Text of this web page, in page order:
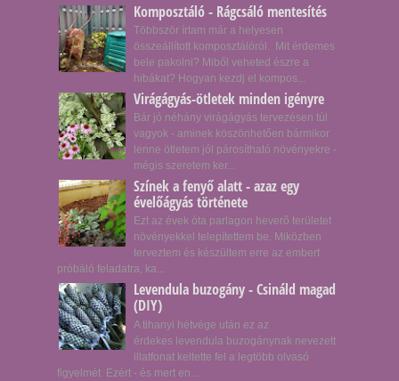
Komposztáló - Rágcsáló mentesítés
Többször írtam már a helyesen
összeállított komposztálóról. Mit érdemes
bele pakolni? Miből veheted észre a
hibákat? Hogyan kezdj el kompos...
Virágágyás-ötletek minden igényre
Bár jó néhány virágágyás tervezésen túl
vagyok - aminek köszönhetően bármikor
lenne ötletem jól párosítható növényekre -
mégis szeretem ker...
Színek a fenyő alatt - azaz egy
évelőágyás története
Ezt az évek óta parlagon heverő területet
növényekkel telepítettem be. Miközben
terveztem és készültem erre az embert
próbáló feladatra, ka...
Levendula buzogány - Csináld magad
(DIY)
A tihanyi hétvége után ez az
érdekes levendula buzogánynak nevezett
illatfonat keltette fel a legtöbb olvasó
figyelmét. Ezért - és mert en...